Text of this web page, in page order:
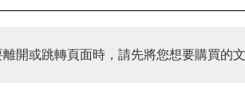
開或跳轉頁面時，請先將您想要購買的